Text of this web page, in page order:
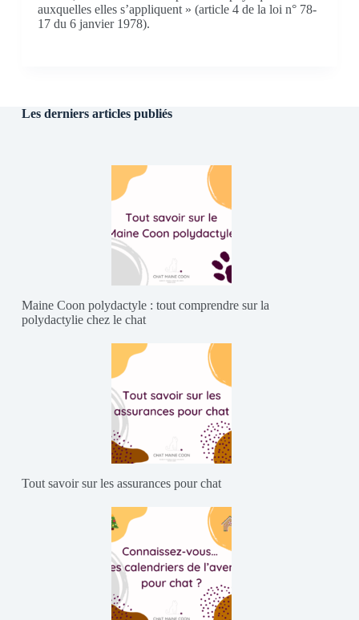
auxquelles elles s’appliquent » (article 4 de la loi n° 78-
17 du 6 janvier 1978).
Les derniers articles publiés
Maine Coon polydactyle : tout comprendre sur la
polydactylie chez le chat
Tout savoir sur les assurances pour chat